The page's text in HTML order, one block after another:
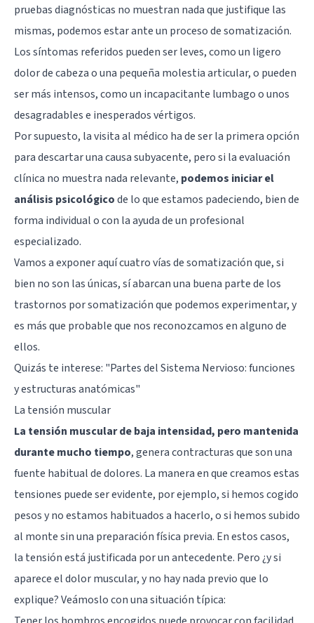
pruebas diagnósticas no muestran nada que justifique las
mismas, podemos estar ante un proceso de somatización.
Los síntomas referidos pueden ser leves, como un ligero
dolor de cabeza o una pequeña molestia articular, o pueden
ser más intensos, como un incapacitante lumbago o unos
desagradables e inesperados vértigos.
Por supuesto, la visita al médico ha de ser la primera opción
para descartar una causa subyacente, pero si la evaluación
clínica no muestra nada relevante, podemos iniciar el
análisis psicológicode lo que estamos padeciendo, bien de
forma individual o con la ayuda de un profesional
especializado.
Vamos a exponer aquí cuatro vías de somatización que, si
bien no son las únicas, sí abarcan una buena parte de los
trastornos por somatización que podemos experimentar, y
es más que probable que nos reconozcamos en alguno de
ellos.
Quizás te interese: "Partes del Sistema Nervioso: funciones
y estructuras anatómicas"
La tensión muscular
La tensión muscular de baja intensidad, pero mantenida
durante mucho tiempo, genera contracturas que son una
fuente habitual de dolores. La manera en que creamos estas
tensiones puede ser evidente, por ejemplo, si hemos cogido
pesos y no estamos habituados a hacerlo, o si hemos subido
al monte sin una preparación física previa. En estos casos,
la tensión está justificada por un antecedente. Pero ¿y si
aparece el dolor muscular, y no hay nada previo que lo
explique? Veámoslo con una situación típica: